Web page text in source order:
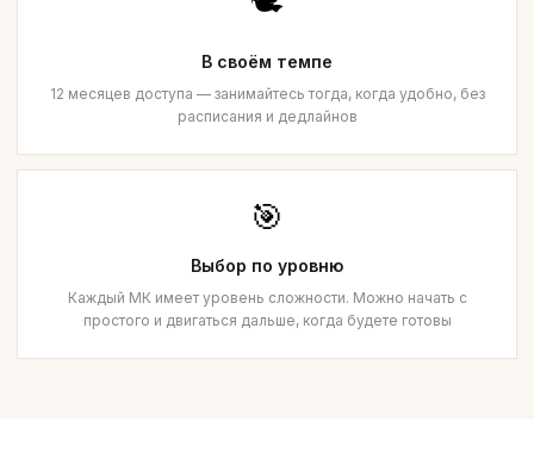
В своём темпе
12 месяцев доступа — занимайтесь тогда, когда удобно, без
расписания и дедлайнов
🎯
Выбор по уровню
Каждый МК имеет уровень сложности. Можно начать с
простого и двигаться дальше, когда будете готовы